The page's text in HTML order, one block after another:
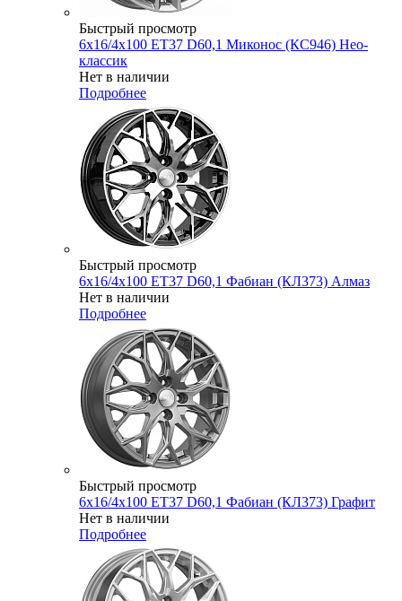
Быстрый просмотр
6x16/4x100 ET37 D60,1 Миконос (КС946) Нео-
классик
Нет в наличии
Подробнее
Быстрый просмотр
6x16/4x100 ET37 D60,1 Фабиан (КЛ373) Алмаз
Нет в наличии
Подробнее
Быстрый просмотр
6x16/4x100 ET37 D60,1 Фабиан (КЛ373) Графит
Нет в наличии
Подробнее